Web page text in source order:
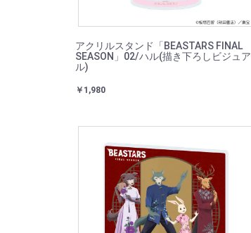
アクリルスタンド「BEASTARS FINAL
SEASON」02/ハル(描き下ろしビジュア
ル)
￥1,980